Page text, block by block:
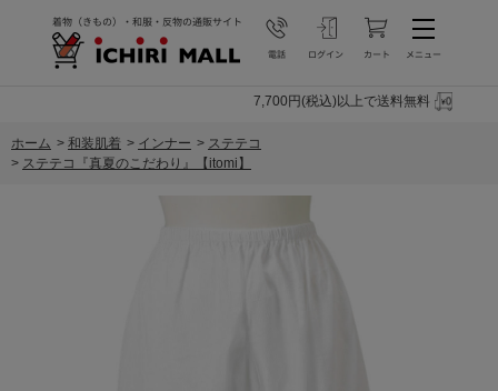
7,700円(税込)以上で送料無料
ホーム > 和装肌着 > インナー > ステテコ
> ステテコ『真夏のこだわり』【itomi】